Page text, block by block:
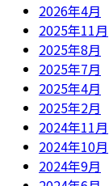
2026年4月
2025年11月
2025年8月
2025年7月
2025年4月
2025年2月
2024年11月
2024年10月
2024年9月